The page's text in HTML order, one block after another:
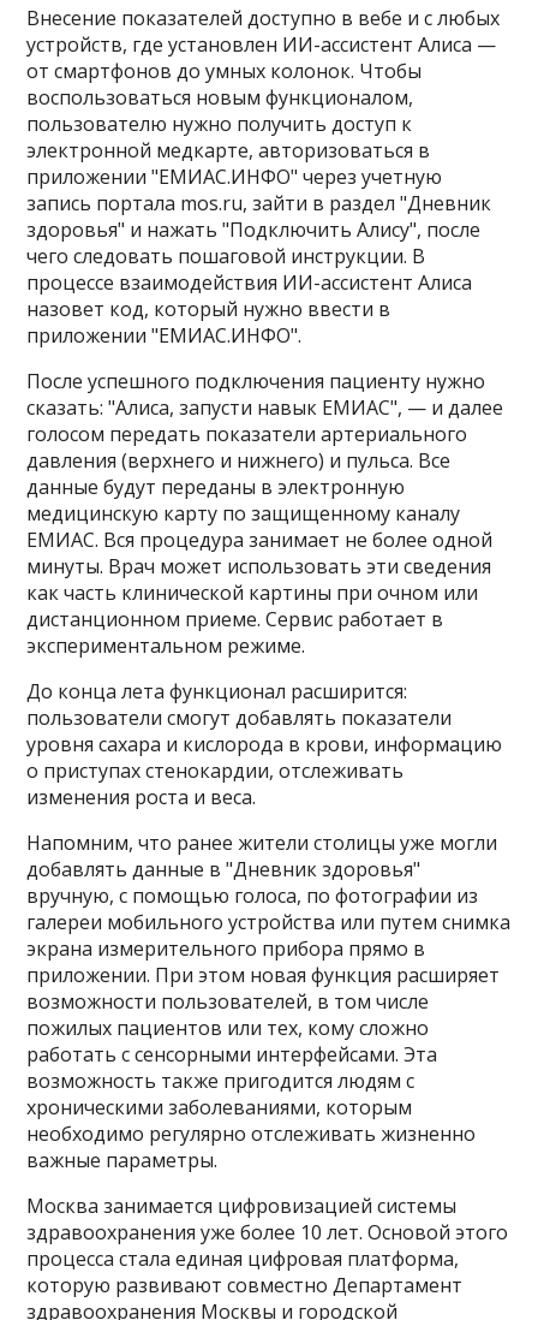
Внесение показателей доступно в вебе и с любых
устройств, где установлен ИИ-ассистент Алиса —
от смартфонов до умных колонок. Чтобы
воспользоваться новым функционалом,
пользователю нужно получить доступ к
электронной медкарте, авторизоваться в
приложении "ЕМИАС.ИНФО" через учетную
запись портала mos.ru, зайти в раздел "Дневник
здоровья" и нажать "Подключить Алису", после
чего следовать пошаговой инструкции. В
процессе взаимодействия ИИ-ассистент Алиса
назовет код, который нужно ввести в
приложении "ЕМИАС.ИНФО".
После успешного подключения пациенту нужно
сказать: "Алиса, запусти навык ЕМИАС", — и далее
голосом передать показатели артериального
давления (верхнего и нижнего) и пульса. Все
данные будут переданы в электронную
медицинскую карту по защищенному каналу
ЕМИАС. Вся процедура занимает не более одной
минуты. Врач может использовать эти сведения
как часть клинической картины при очном или
дистанционном приеме. Сервис работает в
экспериментальном режиме.
До конца лета функционал расширится:
пользователи смогут добавлять показатели
уровня сахара и кислорода в крови, информацию
о приступах стенокардии, отслеживать
изменения роста и веса.
Напомним, что ранее жители столицы уже могли
добавлять данные в "Дневник здоровья"
вручную, с помощью голоса, по фотографии из
галереи мобильного устройства или путем снимка
экрана измерительного прибора прямо в
приложении. При этом новая функция расширяет
возможности пользователей, в том числе
пожилых пациентов или тех, кому сложно
работать с сенсорными интерфейсами. Эта
возможность также пригодится людям с
хроническими заболеваниями, которым
необходимо регулярно отслеживать жизненно
важные параметры.
Москва занимается цифровизацией системы
здравоохранения уже более 10 лет. Основой этого
процесса стала единая цифровая платформа,
которую развивают совместно Департамент
здравоохранения Москвы и городской